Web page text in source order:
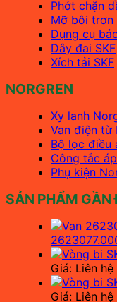
Phớt chặn
Mỡ bôi trơn
Dụng cụ
Dây đai SKF
Xích tải SKF
NORGREN
Xy lanh
Van điện từ
Bộ lọc điều
Công tắc
Phụ kiện
SẢN PHẨM GẦN
Giá: Liên hệ
Giá: Liên hệ